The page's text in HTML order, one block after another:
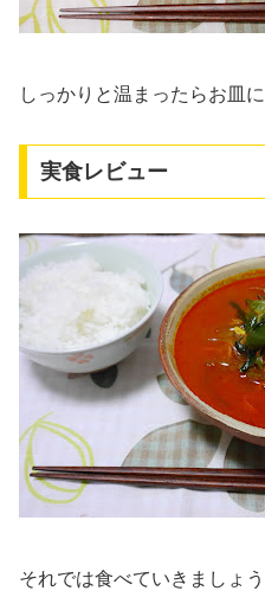
しっかりと温まったらお皿
実食レビュー
それでは食べていきましょ